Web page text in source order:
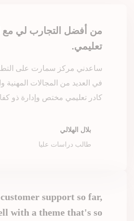
من أفضل التجارب لي مع
تعليمي.
ساعدني مركز سمارت على
في العديد من المجالات المهنية
كادر تعليمي مختص وإدارة ذو
بلال الهلالي
طالب دراسات عليا
customer support so far,
with a theme that's so